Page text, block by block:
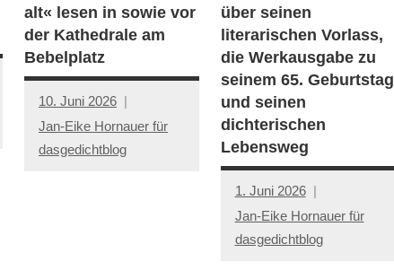
alt« lesen in sowie vor
der Kathedrale am
Bebelplatz
10. Juni 2026
Jan-Eike Hornauer für
dasgedichtblog
über seinen
literarischen Vorlass,
die Werkausgabe zu
seinem 65. Geburtstag
und seinen
dichterischen
Lebensweg
1. Juni 2026
Jan-Eike Hornauer für
dasgedichtblog